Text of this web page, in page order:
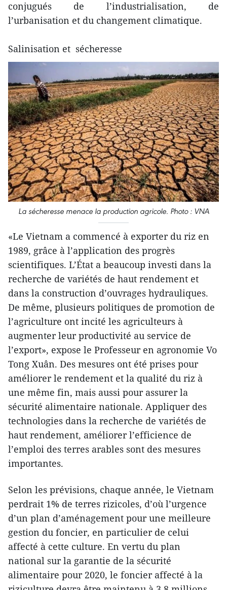
conjugués de l’industrialisation, de
l’urbanisation et du changement climatique.
Salinisation et sécheresse
La sécheresse menace la production agricole. Photo : VNA
«Le Vietnam a commencé à exporter du riz en
1989, grâce à l’application des progrès
scientifiques. L’État a beaucoup investi dans la
recherche de variétés de haut rendement et
dans la construction d’ouvrages hydrauliques.
De même, plusieurs politiques de promotion de
l’agriculture ont incité les agriculteurs à
augmenter leur productivité au service de
l’export», expose le Professeur en agronomie Vo
Tong Xuân. Des mesures ont été prises pour
améliorer le rendement et la qualité du riz à
une même fin, mais aussi pour assurer la
sécurité alimentaire nationale. Appliquer des
technologies dans la recherche de variétés de
haut rendement, améliorer l’efficience de
l’emploi des terres arables sont des mesures
importantes.
Selon les prévisions, chaque année, le Vietnam
perdrait 1% de terres rizicoles, d’où l’urgence
d’un plan d’aménagement pour une meilleure
gestion du foncier, en particulier de celui
affecté à cette culture. En vertu du plan
national sur la garantie de la sécurité
alimentaire pour 2020, le foncier affecté à la